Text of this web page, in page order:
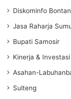
Diskominfo
Jasa Raharja
Bupati Samosir
Kinerja & Investasi
Asahan-
Sulteng